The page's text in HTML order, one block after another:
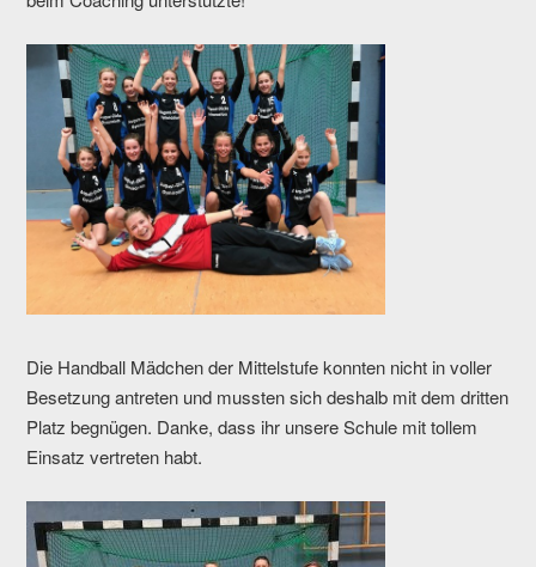
Die Handball Mädchen der Mittelstufe konnten nicht in voller
Besetzung antreten und mussten sich deshalb mit dem dritten
Platz begnügen. Danke, dass ihr unsere Schule mit tollem
Einsatz vertreten habt.